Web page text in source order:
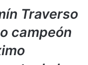
Traverso
campeón